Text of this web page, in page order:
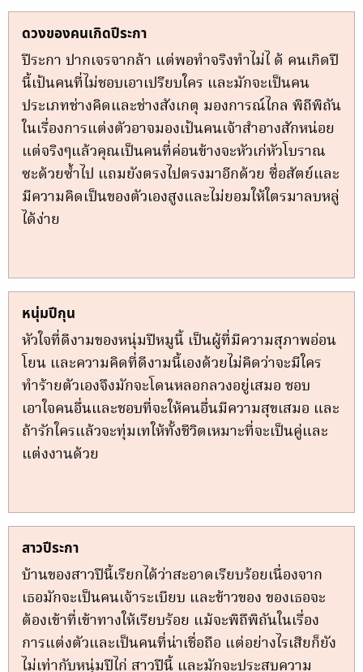
ดวงของคนเกิดปีระกา
ปีระกา ปากเจรจากล้า แต่พอทำจริงทำไม่ไ ด้ คนเกิดปี
นี้เป้นคนที่ไม่ชอบเอาเปรียบใคร และมักจะเป็นคน
ประเภทช่างคิดและช่างสังเกตุ มองการณ์ไกล พิถีพิถัน
ในเรื่องการแต่งตัวอาจมองเป้นคนเจ้าสำอางสักหน่อย
แต่จริงๆแล้วคุณเป็นคนที่ค่อนข้างจะหัวเก่หัวโบราณ
ซะด้วยซ้ำไป แถมยังตรงไปตรงมาอีกด้วย ซื่อสัตย์และ
มีความคิดเป็นของตัวเองสูงและไม่ยอมให้ใตรมาลบหลู่
ได้ง่าย
หนุ่มปีกุน
หัวใจที่ดีงามของหนุ่มปีหมูนี้ เป็นผู้ที่มีความสุภาพอ่อน
โยน และความคิดที่ดีงามนี้เองด้วยไม่คิดว่าจะมีใคร
ทำร้ายตัวเองจึงมักจะโดนหลอกลวงอยู่เสมอ ชอบ
เอาใจคนอื่นและชอบที่จะให้คนอื่นมีความสุขเสมอ และ
ถ้ารักใครแล้วจะทุ่มเทให้ทั้งชีวิตเหมาะที่จะเป็นคู่และ
แต่งงานด้วย
สาวปีระกา
บ้านของสาวปีนี้เรียกได้ว่าสะอาดเรียบร้อยเนื่องจาก
เธอมักจะเป็นคนเจ้าระเบียบ และข้าวของ ของเธอจะ
ต้องเข้าที่เข้าทางให้เรียบร้อย แม้จะพิถึพิถันในเรื่อง
การแต่งตัวและเป็นคนที่น่าเชื่อถือ แต่อย่างไรเสียก็ยัง
ไม่เท่ากับหนุ่มปีไก่ สาวปีนี้ และมักจะประสบความ